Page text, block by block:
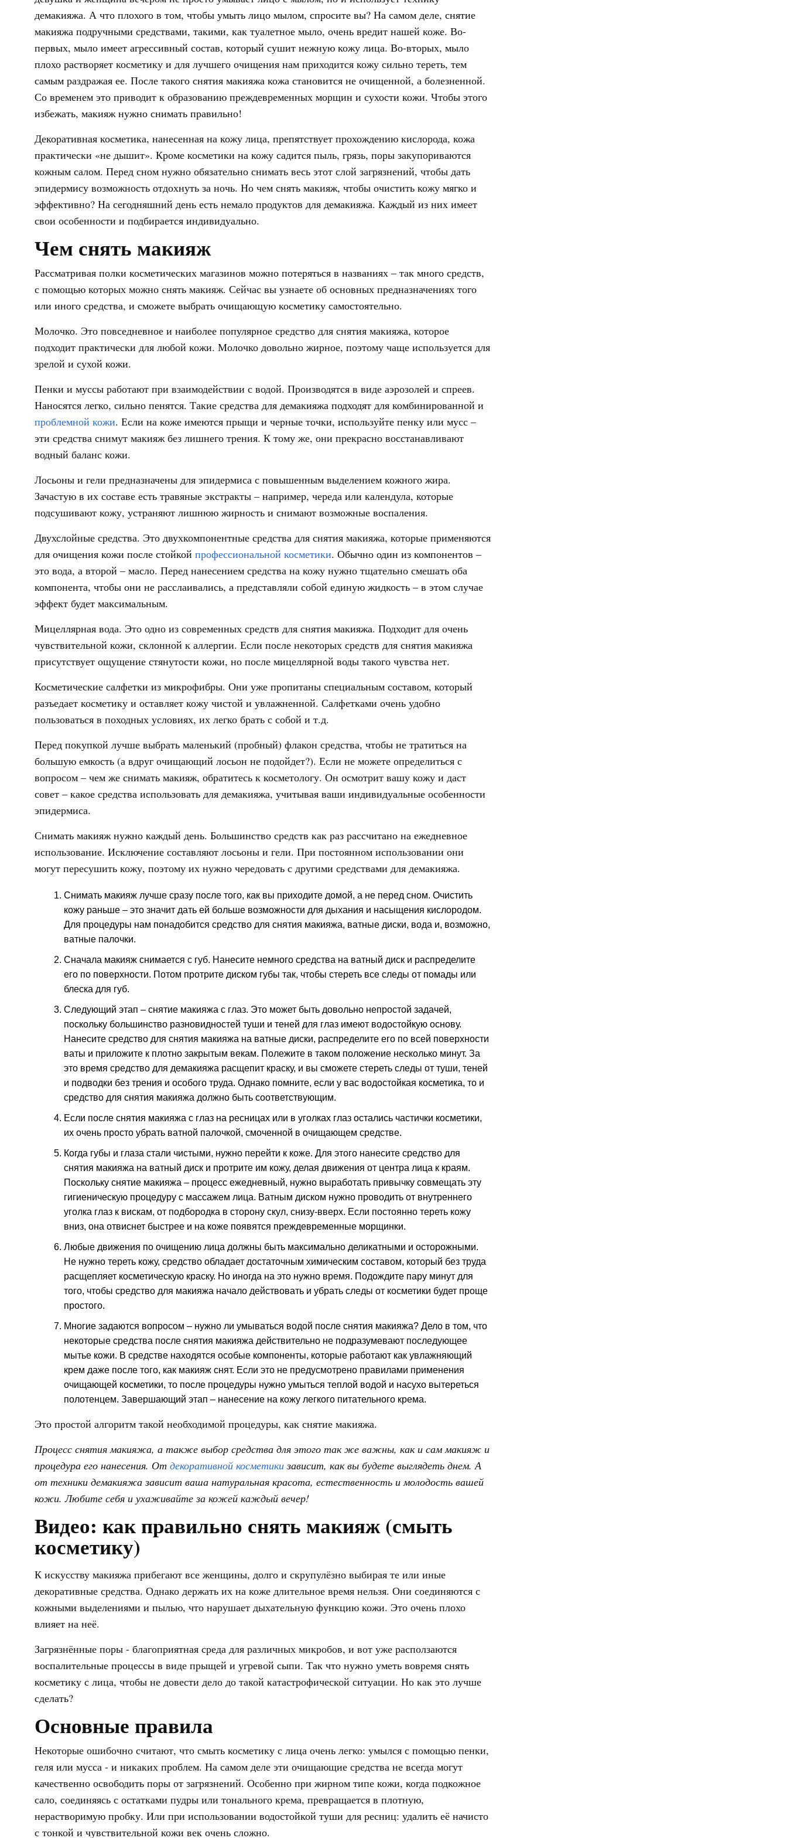
демакияжа. А что плохого в том, чтобы умыть лицо мылом, спросите вы? На самом деле, снятие
макияжа подручными средствами, такими, как туалетное мыло, очень вредит нашей коже. Во-
первых, мыло имеет агрессивный состав, который сушит нежную кожу лица. Во-вторых, мыло
плохо растворяет косметику и для лучшего очищения нам приходится кожу сильно тереть, тем
самым раздражая ее. После такого снятия макияжа кожа становится не очищенной, а болезненной.
Со временем это приводит к образованию преждевременных морщин и сухости кожи. Чтобы этого
избежать, макияж нужно снимать правильно!
Декоративная косметика, нанесенная на кожу лица, препятствует прохождению кислорода, кожа
практически «не дышит». Кроме косметики на кожу садится пыль, грязь, поры закупориваются
кожным салом. Перед сном нужно обязательно снимать весь этот слой загрязнений, чтобы дать
эпидермису возможность отдохнуть за ночь. Но чем снять макияж, чтобы очистить кожу мягко и
эффективно? На сегодняшний день есть немало продуктов для демакияжа. Каждый из них имеет
свои особенности и подбирается индивидуально.
Чем снять макияж
Рассматривая полки косметических магазинов можно потеряться в названиях – так много средств,
с помощью которых можно снять макияж. Сейчас вы узнаете об основных предназначениях того
или иного средства, и сможете выбрать очищающую косметику самостоятельно.
Молочко. Это повседневное и наиболее популярное средство для снятия макияжа, которое
подходит практически для любой кожи. Молочко довольно жирное, поэтому чаще используется для
зрелой и сухой кожи.
Пенки и муссы работают при взаимодействии с водой. Производятся в виде аэрозолей и спреев.
Наносятся легко, сильно пенятся. Такие средства для демакияжа подходят для комбинированной и
проблемной кожи. Если на коже имеются прыщи и черные точки, используйте пенку или мусс –
эти средства снимут макияж без лишнего трения. К тому же, они прекрасно восстанавливают
водный баланс кожи.
Лосьоны и гели предназначены для эпидермиса с повышенным выделением кожного жира.
Зачастую в их составе есть травяные экстракты – например, череда или календула, которые
подсушивают кожу, устраняют лишнюю жирность и снимают возможные воспаления.
Двухслойные средства. Это двухкомпонентные средства для снятия макияжа, которые применяются
для очищения кожи после стойкой профессиональной косметики. Обычно один из компонентов –
это вода, а второй – масло. Перед нанесением средства на кожу нужно тщательно смешать оба
компонента, чтобы они не расслаивались, а представляли собой единую жидкость – в этом случае
эффект будет максимальным.
Мицеллярная вода. Это одно из современных средств для снятия макияжа. Подходит для очень
чувствительной кожи, склонной к аллергии. Если после некоторых средств для снятия макияжа
присутствует ощущение стянутости кожи, но после мицеллярной воды такого чувства нет.
Косметические салфетки из микрофибры. Они уже пропитаны специальным составом, который
разъедает косметику и оставляет кожу чистой и увлажненной. Салфетками очень удобно
пользоваться в походных условиях, их легко брать с собой и т.д.
Перед покупкой лучше выбрать маленький (пробный) флакон средства, чтобы не тратиться на
большую емкость (а вдруг очищающий лосьон не подойдет?). Если не можете определиться с
вопросом – чем же снимать макияж, обратитесь к косметологу. Он осмотрит вашу кожу и даст
совет – какое средства использовать для демакияжа, учитывая ваши индивидуальные особенности
эпидермиса.
Снимать макияж нужно каждый день. Большинство средств как раз рассчитано на ежедневное
использование. Исключение составляют лосьоны и гели. При постоянном использовании они
могут пересушить кожу, поэтому их нужно чередовать с другими средствами для демакияжа.
Снимать макияж лучше сразу после того, как вы приходите домой, а не перед сном. Очистить
кожу раньше – это значит дать ей больше возможности для дыхания и насыщения кислородом.
Для процедуры нам понадобится средство для снятия макияжа, ватные диски, вода и, возможно,
ватные палочки.
Сначала макияж снимается с губ. Нанесите немного средства на ватный диск и распределите
его по поверхности. Потом протрите диском губы так, чтобы стереть все следы от помады или
блеска для губ.
Следующий этап – снятие макияжа с глаз. Это может быть довольно непростой задачей,
поскольку большинство разновидностей туши и теней для глаз имеют водостойкую основу.
Нанесите средство для снятия макияжа на ватные диски, распределите его по всей поверхности
ваты и приложите к плотно закрытым векам. Полежите в таком положение несколько минут. За
это время средство для демакияжа расщепит краску, и вы сможете стереть следы от туши, теней
и подводки без трения и особого труда. Однако помните, если у вас водостойкая косметика, то и
средство для снятия макияжа должно быть соответствующим.
Если после снятия макияжа с глаз на ресницах или в уголках глаз остались частички косметики,
их очень просто убрать ватной палочкой, смоченной в очищающем средстве.
Когда губы и глаза стали чистыми, нужно перейти к коже. Для этого нанесите средство для
снятия макияжа на ватный диск и протрите им кожу, делая движения от центра лица к краям.
Поскольку снятие макияжа – процесс ежедневный, нужно выработать привычку совмещать эту
гигиеническую процедуру с массажем лица. Ватным диском нужно проводить от внутреннего
уголка глаз к вискам, от подбородка в сторону скул, снизу-вверх. Если постоянно тереть кожу
вниз, она отвиснет быстрее и на коже появятся преждевременные морщинки.
Любые движения по очищению лица должны быть максимально деликатными и осторожными.
Не нужно тереть кожу, средство обладает достаточным химическим составом, который без труда
расщепляет косметическую краску. Но иногда на это нужно время. Подождите пару минут для
того, чтобы средство для макияжа начало действовать и убрать следы от косметики будет проще
простого.
Многие задаются вопросом – нужно ли умываться водой после снятия макияжа? Дело в том, что
некоторые средства после снятия макияжа действительно не подразумевают последующее
мытье кожи. В средстве находятся особые компоненты, которые работают как увлажняющий
крем даже после того, как макияж снят. Если это не предусмотрено правилами применения
очищающей косметики, то после процедуры нужно умыться теплой водой и насухо вытереться
полотенцем. Завершающий этап – нанесение на кожу легкого питательного крема.
Это простой алгоритм такой необходимой процедуры, как снятие макияжа.
Процесс снятия макияжа, а также выбор средства для этого так же важны, как и сам макияж и
процедура его нанесения. От декоративной косметикизависит, как вы будете выглядеть днем. А
от техники демакияжа зависит ваша натуральная красота, естественность и молодость вашей
кожи. Любите себя и ухаживайте за кожей каждый вечер!
Видео: как правильно снять макияж (смыть
косметику)
К искусству макияжа прибегают все женщины, долго и скрупулёзно выбирая те или иные
декоративные средства. Однако держать их на коже длительное время нельзя. Они соединяются с
кожными выделениями и пылью, что нарушает дыхательную функцию кожи. Это очень плохо
влияет на неё.
Загрязнённые поры - благоприятная среда для различных микробов, и вот уже расползаются
воспалительные процессы в виде прыщей и угревой сыпи. Так что нужно уметь вовремя снять
косметику с лица, чтобы не довести дело до такой катастрофической ситуации. Но как это лучше
сделать?
Основные правила
Некоторые ошибочно считают, что смыть косметику с лица очень легко: умылся с помощью пенки,
геля или мусса - и никаких проблем. На самом деле эти очищающие средства не всегда могут
качественно освободить поры от загрязнений. Особенно при жирном типе кожи, когда подкожное
сало, соединяясь с остатками пудры или тонального крема, превращается в плотную,
нерастворимую пробку. Или при использовании водостойкой туши для ресниц: удалить её начисто
с тонкой и чувствительной кожи век очень сложно.